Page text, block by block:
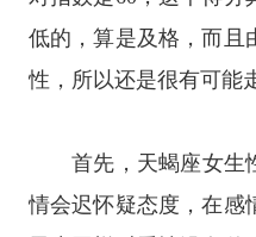
低的，算是及格，而且
性，所以还是很有可能
首先， 天蝎座女生
情会迟怀疑态度，在感